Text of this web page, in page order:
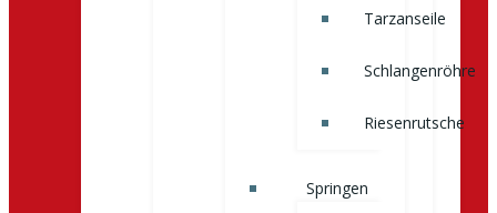
Tarzanseile
Schlangenröhre
Riesenrutsche
Springen